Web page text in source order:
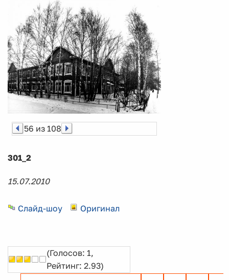
56 из 108
301_2
15.07.2010
Слайд-шоу Оригинал
(Голосов: 1,
Рейтинг: 2.93)